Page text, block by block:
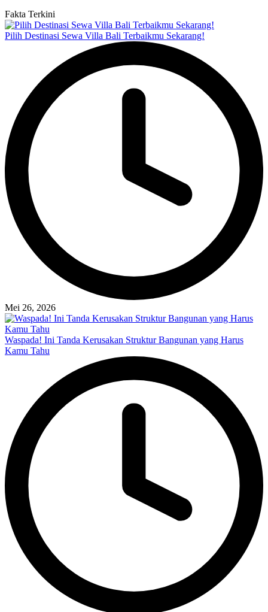
Fakta Terkini
Pilih Destinasi Sewa Villa Bali Terbaikmu Sekarang!
Mei 26, 2026
Waspada! Ini Tanda Kerusakan Struktur Bangunan yang Harus
Kamu Tahu